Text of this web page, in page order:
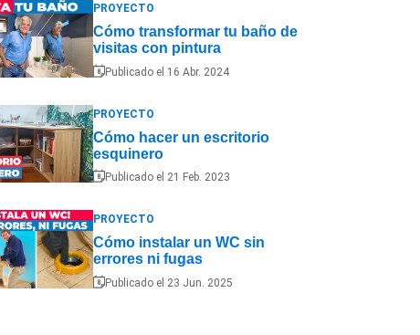
PROYECTO
Cómo transformar tu baño de
visitas con pintura
Publicado el 16 Abr. 2024
PROYECTO
Cómo hacer un escritorio
esquinero
Publicado el 21 Feb. 2023
PROYECTO
Cómo instalar un WC sin
errores ni fugas
Publicado el 23 Jun. 2025